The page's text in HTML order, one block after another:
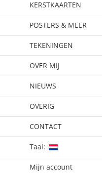
KERSTKAARTEN
POSTERS & MEER
TEKENINGEN
OVER MIJ
NIEUWS
OVERIG
CONTACT
Taal:
Mijn account